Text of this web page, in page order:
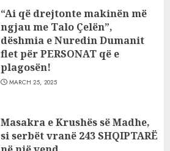
“Ai që drejtonte makinën më
ngjau me Talo Çelën”,
dëshmia e Nuredin Dumanit
flet për PERSONAT që e
plagosën!
MARCH 25, 2025
Masakra e Krushës së Madhe,
si serbët vranë 243 SHQIPTARË